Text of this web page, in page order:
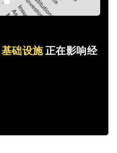
基础设施正在影响经